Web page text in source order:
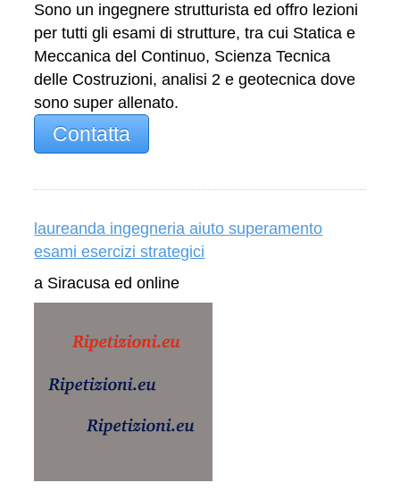
Sono un ingegnere strutturista ed offro lezioni
per tutti gli esami di strutture, tra cui Statica e
Meccanica del Continuo, Scienza Tecnica
delle Costruzioni, analisi 2 e geotecnica dove
sono super allenato.
Contatta
laureanda ingegneria aiuto superamento
esami esercizi strategici
a Siracusa ed online